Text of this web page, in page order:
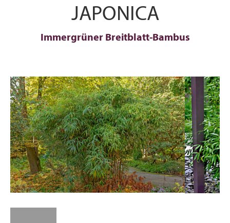
JAPONICA
Immergrüner Breitblatt-Bambus